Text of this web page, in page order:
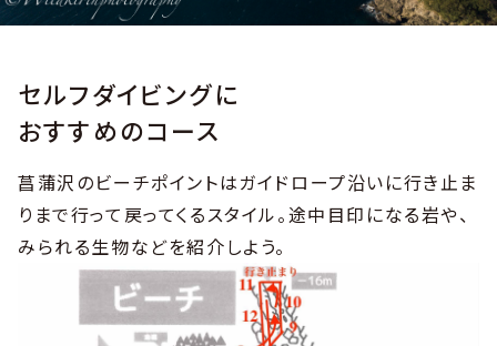
セルフダイビングに
おすすめのコース
菖蒲沢のビーチポイントはガイドロープ沿いに行き止ま
りまで行って戻ってくるスタイル。途中目印になる岩や、
みられる生物などを紹介しよう。